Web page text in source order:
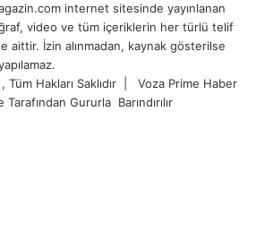
internet sitesinde yayınlanan
video ve tüm içeriklerin her türlü telif
aittir. İzin alınmadan, kaynak gösterilse
Hakları Saklıdır | Voza Prime Haber
Tarafından Gururla Barındırılır